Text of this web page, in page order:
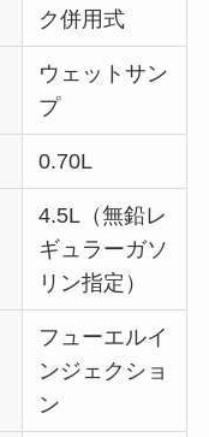
ク併用式
ウェットサン
プ
0.70L
4.5L（無鉛レ
ギュラーガソ
リン指定）
フューエルイ
ンジェクショ
ン